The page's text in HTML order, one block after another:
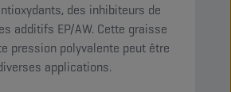
des inhibiteurs de
additifs EP/AW. Cette graisse
pression polyvalente peut être
applications.